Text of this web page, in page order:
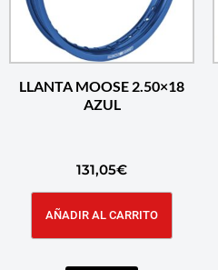
LLANTA MOOSE 2.50×18
AZUL
131,05€
AÑADIR AL CARRITO